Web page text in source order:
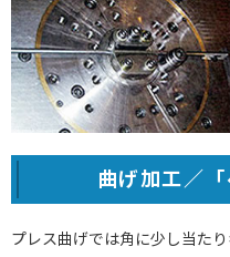
曲げ加工／「
プレス曲げでは角に少し当た